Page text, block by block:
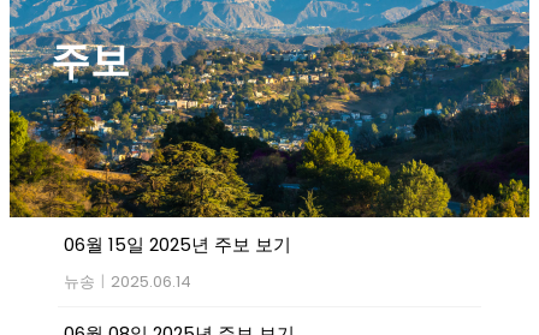
주보
06월 15일 2025년 주보 보기
뉴송 | 2025.06.14